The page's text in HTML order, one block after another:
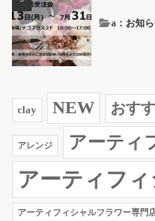
a：お知
clay NEW おす
アレンジ アーティ
アーティフ
アーティフィシャルフラワー専門